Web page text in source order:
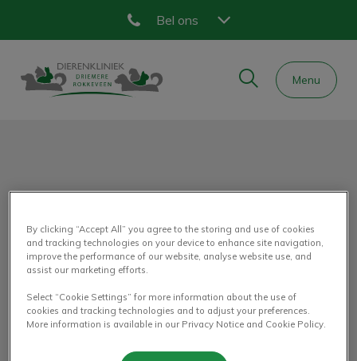
Bel ons
Menu
Homepage Dierenkliniek Driemere
By clicking “Accept All” you agree to the storing and use of cookies
and tracking technologies on your device to enhance site navigation,
improve the performance of our website, analyse website use, and
assist our marketing efforts.
Select “Cookie Settings” for more information about the use of
cookies and tracking technologies and to adjust your preferences.
More information is available in our Privacy Notice and Cookie Policy.